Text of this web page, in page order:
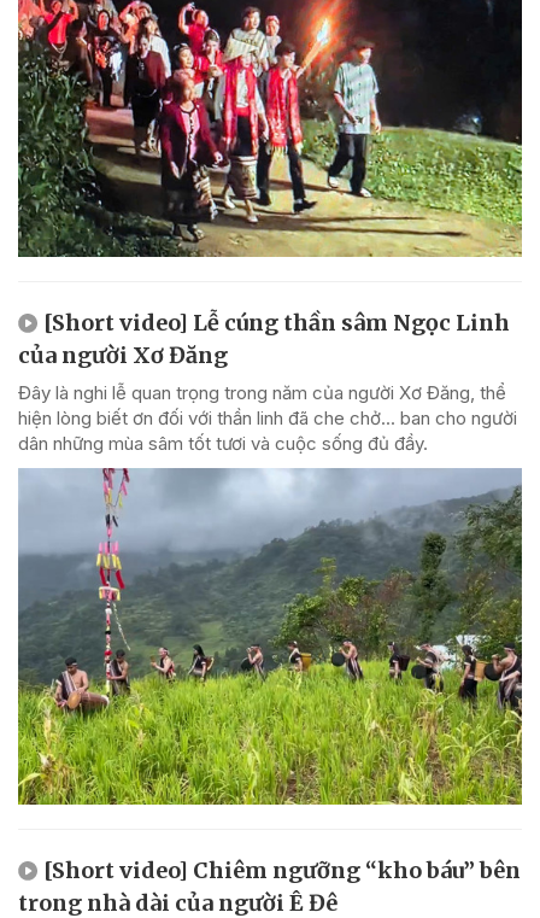
[Short video] Lễ cúng thần sâm Ngọc Linh
của người Xơ Đăng
Đây là nghi lễ quan trọng trong năm của người Xơ Đăng, thể
hiện lòng biết ơn đối với thần linh đã che chở... ban cho người
dân những mùa sâm tốt tươi và cuộc sống đủ đầy.
[Short video] Chiêm ngưỡng “kho báu” bên
trong nhà dài của người Ê Đê